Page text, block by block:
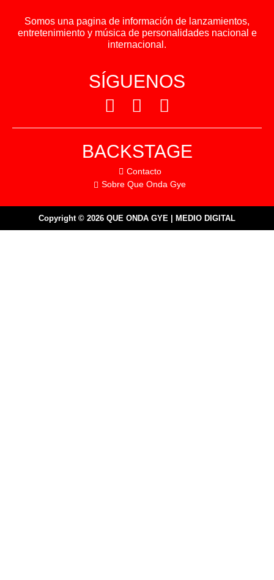
Somos una pagina de información de lanzamientos,
entretenimiento y música de personalidades nacional e
internacional.
SÍGUENOS
BACKSTAGE
Contacto
Sobre Que Onda Gye
Copyright © 2026 QUE ONDA GYE | MEDIO DIGITAL